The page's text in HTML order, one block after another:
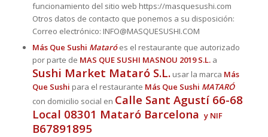
funcionamiento del sitio web https://masquesushi.com
Otros datos de contacto que ponemos a su disposición:
Correo electrónico: INFO@MASQUESUSHI.COM
Más Que Sushi Mataróes el restaurante que autorizado
por parte de MAS QUE SUSHI MASNOU 2019 S.L.a
Sushi Market Mataró S.L.usar la marca Más
Que Sushi para el restaurante Más Que Sushi MATARÓ
con domicilio social en Calle Sant Agustí 66-68
Local 08301 Mataró Barcelona y NIF
B67891895